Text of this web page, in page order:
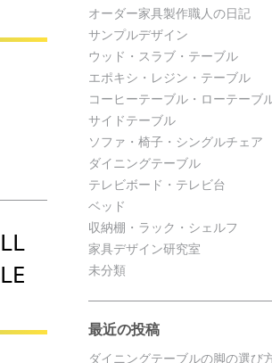
オーダー家具製作職人の日記
サンプルデザイン
ウッド・スラブ・テーブル
エポキシ・レジン・テーブル
コーヒーテーブル・ローテーブ
サイドテーブル
ソファ・椅子・シングルチェア
ダイニングテーブル
テレビボード・テレビ台
ベッド
収納棚・ラック・シェルフ
家具デザイン研究室
未分類
最近の投稿
ダイニングテーブルの脚の選び